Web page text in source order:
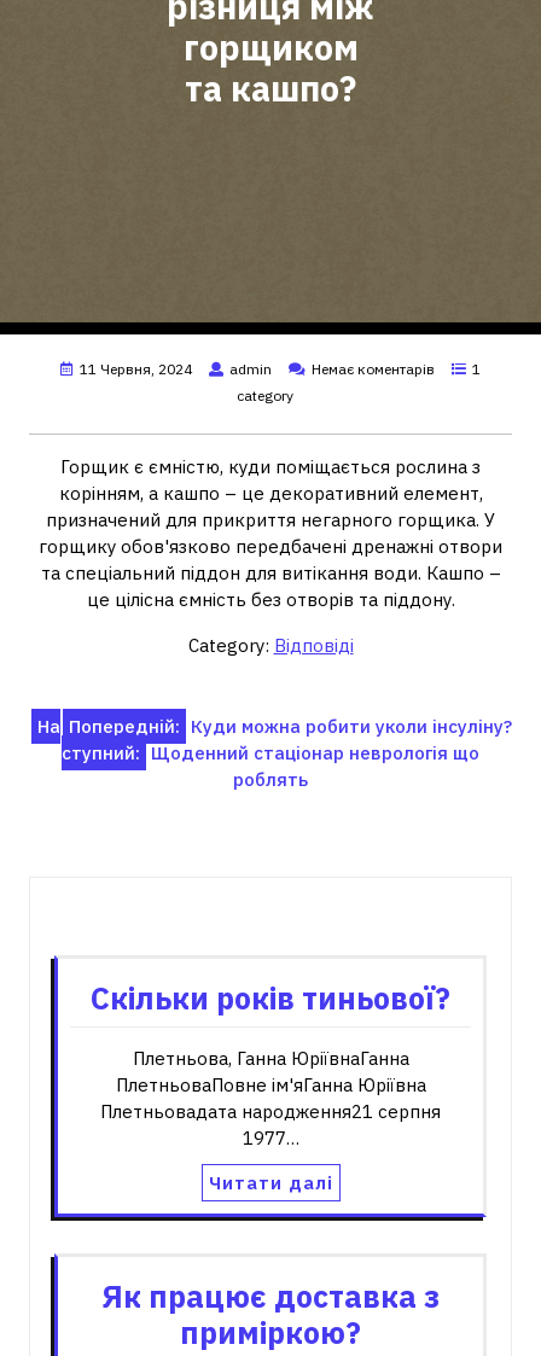
горщиком
та кашпо?
11 Червня, 2024 admin Немає коментарів
1
category
Горщик є ємністю, куди поміщається рослина з
корінням, а кашпо – це декоративний елемент,
призначений для прикриття негарного горщика. У
горщику обов'язково передбачені дренажні отвори
та спеціальний піддон для витікання води. Кашпо –
це цілісна ємність без отворів та піддону.
Category: Відповіді
Навігація
записів
Попередній: Куди можна робити уколи інсуліну?
На
ступний: Щоденний стаціонар неврологія що
роблять
Скільки років тиньової?
Плетньова, Ганна ЮріївнаГанна
ПлетньоваПовне ім'яГанна Юріївна
Плетньовадата народження21 серпня
1977…
Читати далі
Як працює доставка з
приміркою?